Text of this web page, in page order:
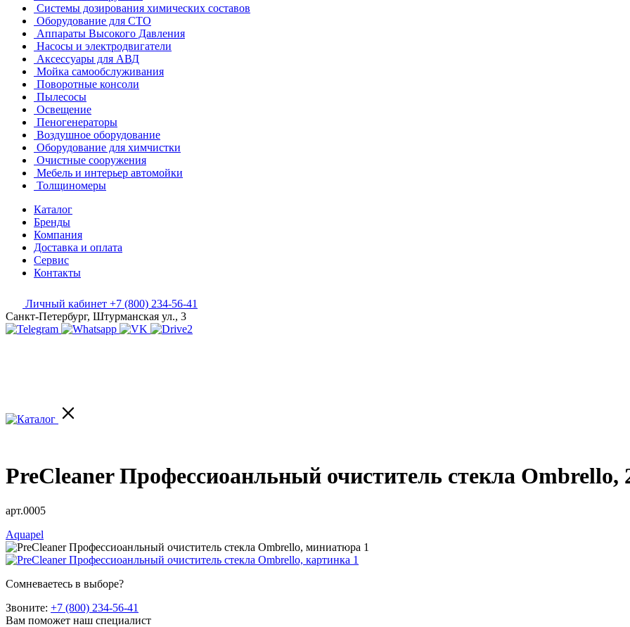
Системы дозирования химических составов
Оборудование для СТО
Аппараты Высокого Давления
Насосы и электродвигатели
Аксессуары для АВД
Мойка самообслуживания
Поворотные консоли
Пылесосы
Освещение
Пеногенераторы
Воздушное оборудование
Оборудование для химчистки
Очистные сооружения
Мебель и интерьер автомойки
Толщиномеры
Каталог
Бренды
Компания
Доставка и оплата
Сервис
Контакты
Личный кабинет +7 (800) 234-56-41
Санкт-Петербург, Штурманская ул., 3
PreCleaner Профессиоанльный очиститель стекла Ombrello,
арт.0005
Aquapel
Сомневаетесь в выборе?
Звоните: +7 (800) 234-56-41
Вам поможет наш специалист